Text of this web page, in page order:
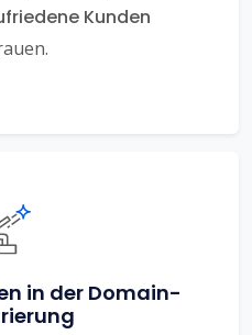
Kunden
in der Domain-